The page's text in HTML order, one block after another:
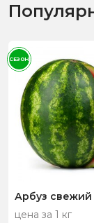
Арбуз свежий
цена за 1 кг
СЕЗОН